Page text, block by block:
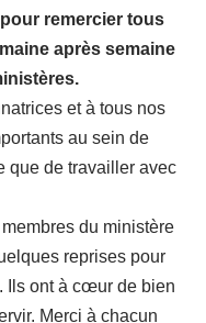
remercier tous
après semaine
et à tous nos
au sein de
que de travailler avec
du ministère
reprises pour
Ils ont à cœur de bien
Merci à chacun